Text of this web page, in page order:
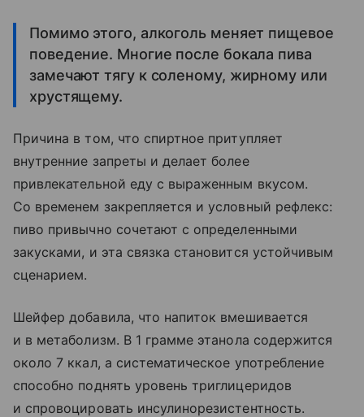
Помимо этого, алкоголь меняет пищевое
поведение. Многие после бокала пива
замечают тягу к соленому, жирному или
хрустящему.
Причина в том, что спиртное притупляет
внутренние запреты и делает более
привлекательной еду с выраженным вкусом.
Со временем закрепляется и условный рефлекс:
пиво привычно сочетают с определенными
закусками, и эта связка становится устойчивым
сценарием.
Шейфер добавила, что напиток вмешивается
и в метаболизм. В 1 грамме этанола содержится
около 7 ккал, а систематическое употребление
способно поднять уровень триглицеридов
и спровоцировать инсулинорезистентность.